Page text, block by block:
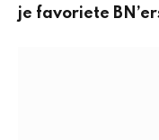
je favoriete